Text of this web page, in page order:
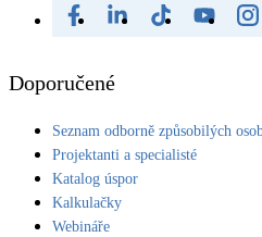
Doporučené
Seznam odborně způsobilých
Projektanti a specialisté
Katalog úspor
Kalkulačky
Webináře